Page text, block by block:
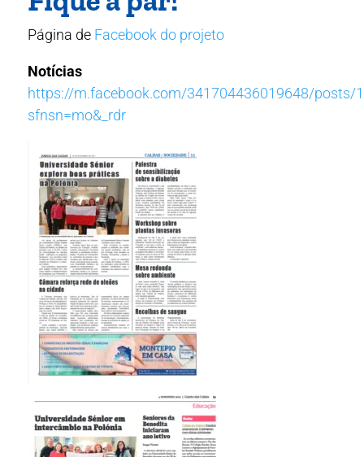
Página de Facebook do projeto
Notícias
https://m.facebook.com/341704436019648/posts/
sfnsn=mo&_rdr